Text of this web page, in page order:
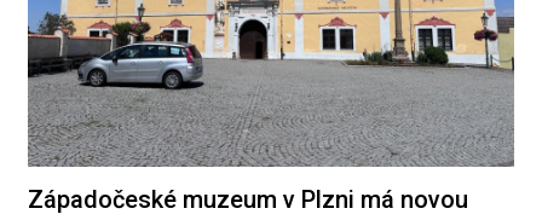
Západočeské muzeum v Plzni má novou